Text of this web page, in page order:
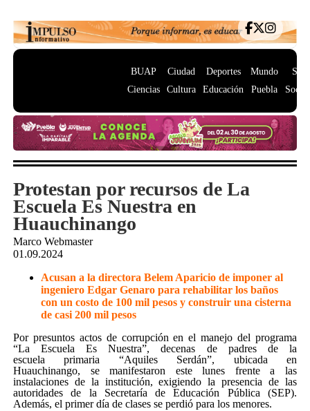
BUAP
Ciencias
Ciudad
Cultura
Deportes
Educación
Mundo
Puebla
Protestan por recursos de La
Escuela Es Nuestra en
Huauchinango
Marco Webmaster
01.09.2024
Acusan a la directora Belem Aparicio de imponer al
ingeniero Edgar Genaro para rehabilitar los baños
con un costo de 100 mil pesos y construir una cisterna
de casi 200 mil pesos
Por presuntos actos de corrupción en el manejo del programa
“La Escuela Es Nuestra”, decenas de padres de la
escuela primaria “Aquiles Serdán”, ubicada en
Huauchinango, se manifestaron este lunes frente a las
instalaciones de la institución, exigiendo la presencia de las
autoridades de la Secretaría de Educación Pública (SEP).
Además, el primer día de clases se perdió para los menores.